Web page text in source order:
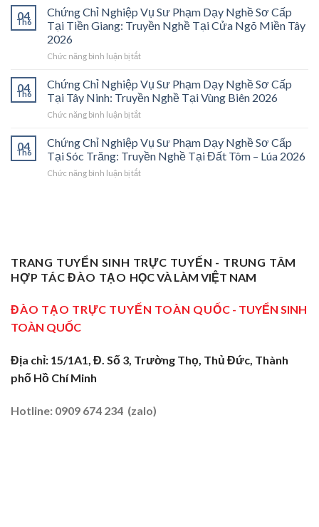
Cấp
Tại
Vĩnh
2026:
Cánh
Cửa
Nghề
“Thầy
Nghề”
Ở
Trung
Tâm
Chỉ
Nghiệp
Vụ
Phạm
Cấp
Tại
Trà
Vinh
Bệ
Phóng
Cho
Thợ
Nghề
04
Th6
Chứng Chỉ Nghiệp Vụ Sư Phạm Dạy Nghề Sơ Cấp
Tại Tiền Giang: Truyền Nghề Tại Cửa Ngõ Miền Tây
2026
Chức năng bình luận bị tắtở
Chỉ
Nghiệp
Vụ
Sư
Dạy
Nghề
Sơ
Cấp
Cửa
Ngõ
Miền
2026
04
Th6
Chứng Chỉ Nghiệp Vụ Sư Phạm Dạy Nghề Sơ Cấp
Tại Tây Ninh: Truyền Nghề Tại Vùng Biên 2026
Chức năng bình luận bị tắtở
Chỉ
Nghiệp
Vụ
Sư
Tây
Ninh:
Truyền
Tại
04
Th6
Chứng Chỉ Nghiệp Vụ Sư Phạm Dạy Nghề Sơ Cấp
Tại Sóc Trăng: Truyền Nghề Tại Đất Tôm – Lúa 2026
Chức năng bình luận bị tắtở
Dạy
Nghề
Sơ
Tại
Nghề
Tại
Lúa
TRANG TUYỂN SINH TRỰC TUYẾN - TRUNG TÂM
HỢP TÁC ĐÀO TẠO HỌC VÀ LÀM VIỆT NAM
ĐÀO TẠO TRỰC TUYẾN TOÀN QUỐC - TUYỂN SINH
TOÀN QUỐC
Địa chỉ: 15/1A1, Đ. Số 3, Trường Thọ, Thủ Đức, Thành
phố Hồ Chí Minh
Hotline: 0909 674 234 (zalo)